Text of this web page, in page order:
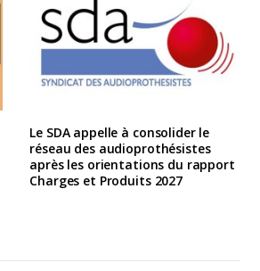
Le SDA appelle à consolider le
réseau des audioprothésistes
après les orientations du rapport
Charges et Produits 2027